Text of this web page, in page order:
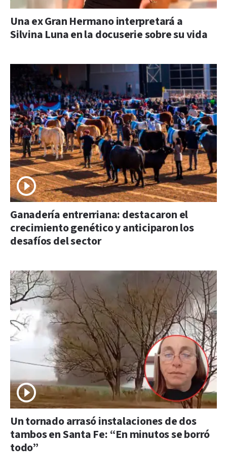
Una ex Gran Hermano interpretará a
Silvina Luna en la docuserie sobre su vida
Ganadería entrerriana: destacaron el
crecimiento genético y anticiparon los
desafíos del sector
Un tornado arrasó instalaciones de dos
tambos en Santa Fe: “En minutos se borró
todo”